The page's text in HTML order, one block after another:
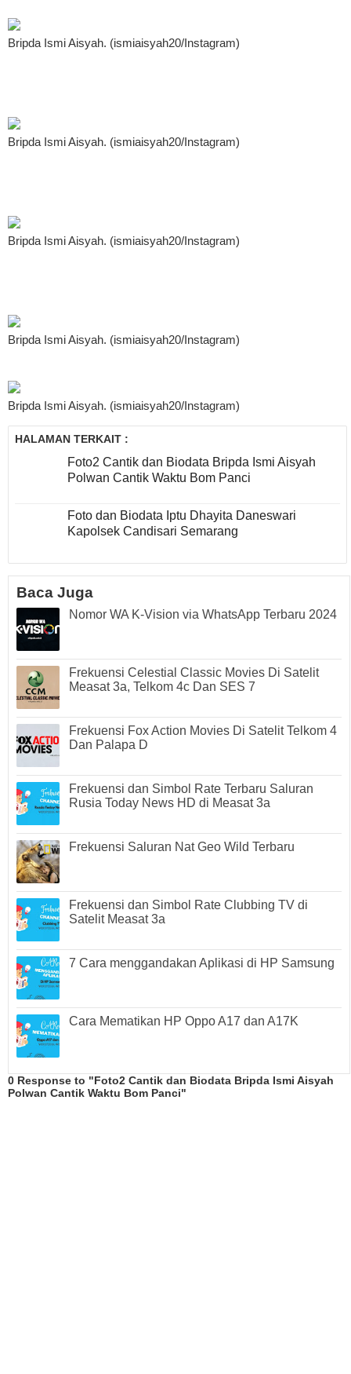
Bripda Ismi Aisyah. (ismiaisyah20/Instagram)
Bripda Ismi Aisyah. (ismiaisyah20/Instagram)
Bripda Ismi Aisyah. (ismiaisyah20/Instagram)
Bripda Ismi Aisyah. (ismiaisyah20/Instagram)
Bripda Ismi Aisyah. (ismiaisyah20/Instagram)
HALAMAN TERKAIT :
Foto2 Cantik dan Biodata Bripda Ismi Aisyah
Polwan Cantik Waktu Bom Panci
Foto dan Biodata Iptu Dhayita Daneswari
Kapolsek Candisari Semarang
Baca Juga
Nomor WA K-Vision via WhatsApp Terbaru 2024
Frekuensi Celestial Classic Movies Di Satelit
Measat 3a, Telkom 4c Dan SES 7
Frekuensi Fox Action Movies Di Satelit Telkom 4
Dan Palapa D
Frekuensi dan Simbol Rate Terbaru Saluran
Rusia Today News HD di Measat 3a
Frekuensi Saluran Nat Geo Wild Terbaru
Frekuensi dan Simbol Rate Clubbing TV di
Satelit Measat 3a
7 Cara menggandakan Aplikasi di HP Samsung
Cara Mematikan HP Oppo A17 dan A17K
0 Response to "Foto2 Cantik dan Biodata Bripda Ismi Aisyah
Polwan Cantik Waktu Bom Panci"